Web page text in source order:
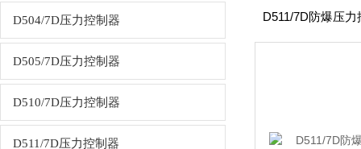
D504/7D压力控制器
D505/7D压力控制器
D510/7D压力控制器
D511/7D压力控制器